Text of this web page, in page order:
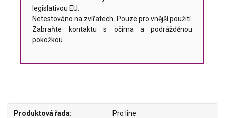
legislativou EU.
Netestováno na zvířatech. Pouze pro vnější použití.
Zabraňte kontaktu s očima a podrážděnou
pokožkou.
Produktová řada Pro line